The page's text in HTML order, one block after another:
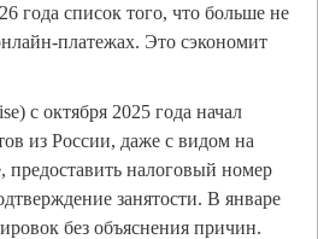
года список того, что больше не
платежах. Это сэкономит
с октября 2025 года начал
из России, даже с видом на
предоставить налоговый номер
занятости. В январе
без объяснения причин.